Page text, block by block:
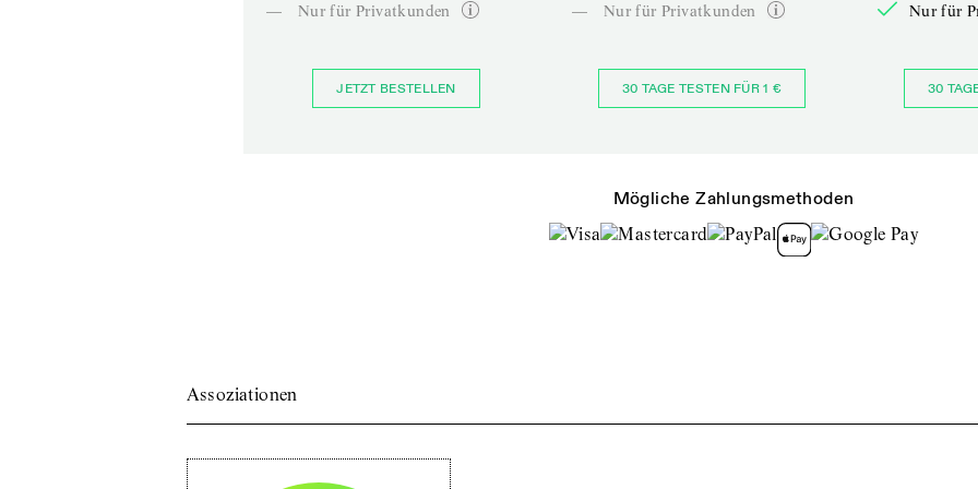
—
Nur für Privatkunden
JETZT BESTELLEN
—
Nur für Privatkunden
30 TAGE TESTEN FÜR 1 €
Nur für
30
Mögliche Zahlungsmethoden
Assoziationen